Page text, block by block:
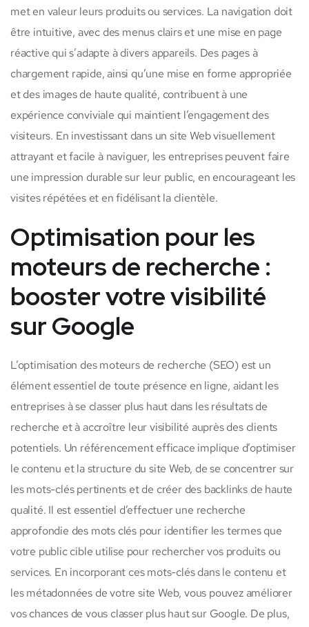
met en valeur leurs produits ou services. La navigation doit
être intuitive, avec des menus clairs et une mise en page
réactive qui s’adapte à divers appareils. Des pages à
chargement rapide, ainsi qu’une mise en forme appropriée
et des images de haute qualité, contribuent à une
expérience conviviale qui maintient l’engagement des
visiteurs. En investissant dans un site Web visuellement
attrayant et facile à naviguer, les entreprises peuvent faire
une impression durable sur leur public, en encourageant les
visites répétées et en fidélisant la clientèle.
Optimisation pour les
moteurs de recherche :
booster votre visibilité
sur Google
L’optimisation des moteurs de recherche (SEO) est un
élément essentiel de toute présence en ligne, aidant les
entreprises à se classer plus haut dans les résultats de
recherche et à accroître leur visibilité auprès des clients
potentiels. Un référencement efficace implique d’optimiser
le contenu et la structure du site Web, de se concentrer sur
les mots-clés pertinents et de créer des backlinks de haute
qualité. Il est essentiel d’effectuer une recherche
approfondie des mots clés pour identifier les termes que
votre public cible utilise pour rechercher vos produits ou
services. En incorporant ces mots-clés dans le contenu et
les métadonnées de votre site Web, vous pouvez améliorer
vos chances de vous classer plus haut sur Google. De plus,